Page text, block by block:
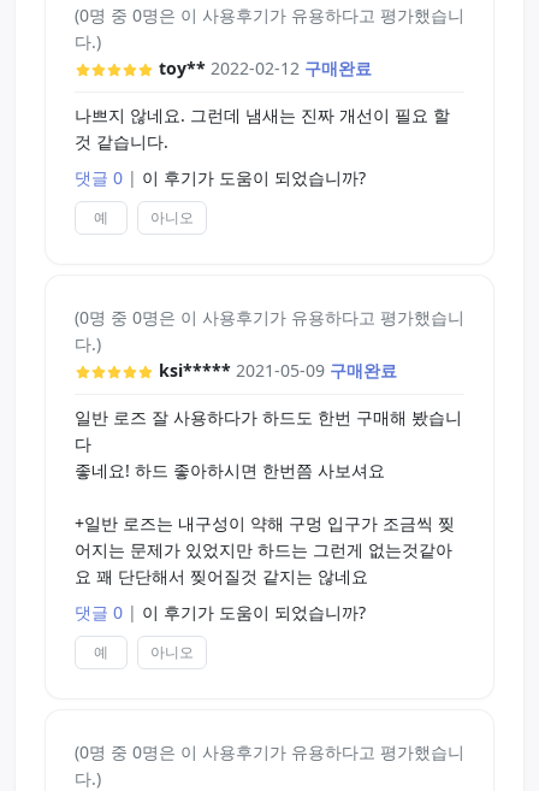
불허하는 진공과 사용할수록 느낌이 좋아지는 각성
으로 승부를 한다면 매직아이즈에 라비앙 크리스탈
하드는 특유의 조임과 찹찹 감기는 쫄깃함이 주 무기
(0명 중 0명은 이 사용후기가 유용하다고 평가했습니
다.)
toy** 2022-02-12 구매완료
나쁘지 않네요. 그런데 냄새는 진짜 개선이 필요 할
것 같습니다.
댓글 0 | 이 후기가 도움이 되었습니까?
예 아니오
(0명 중 0명은 이 사용후기가 유용하다고 평가했습니
다.)
ksi***** 2021-05-09 구매완료
일반 로즈 잘 사용하다가 하드도 한번 구매해 봤습니
다
좋네요! 하드 좋아하시면 한번쯤 사보셔요
+일반 로즈는 내구성이 약해 구멍 입구가 조금씩 찢
어지는 문제가 있었지만 하드는 그런게 없는것같아
요 꽤 단단해서 찢어질것 같지는 않네요
댓글 0 | 이 후기가 도움이 되었습니까?
예 아니오
(0명 중 0명은 이 사용후기가 유용하다고 평가했습니
다.)